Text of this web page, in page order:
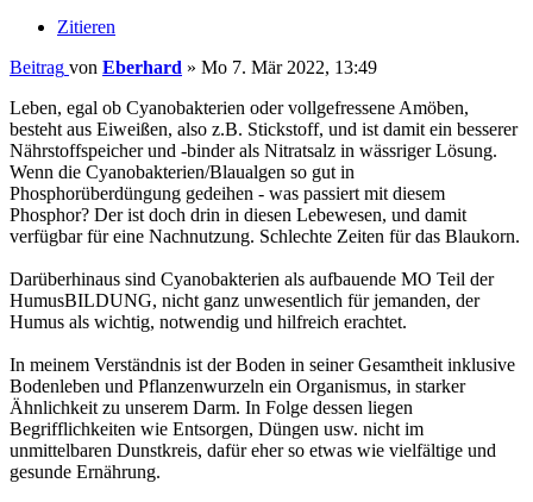
Zitieren
Beitrag von Eberhard » Mo 7. Mär 2022, 13:49
Leben, egal ob Cyanobakterien oder vollgefressene Amöben,
besteht aus Eiweißen, also z.B. Stickstoff, und ist damit ein besserer
Nährstoffspeicher und -binder als Nitratsalz in wässriger Lösung.
Wenn die Cyanobakterien/Blaualgen so gut in
Phosphorüberdüngung gedeihen - was passiert mit diesem
Phosphor? Der ist doch drin in diesen Lebewesen, und damit
verfügbar für eine Nachnutzung. Schlechte Zeiten für das Blaukorn.
Darüberhinaus sind Cyanobakterien als aufbauende MO Teil der
HumusBILDUNG, nicht ganz unwesentlich für jemanden, der
Humus als wichtig, notwendig und hilfreich erachtet.
In meinem Verständnis ist der Boden in seiner Gesamtheit inklusive
Bodenleben und Pflanzenwurzeln ein Organismus, in starker
Ähnlichkeit zu unserem Darm. In Folge dessen liegen
Begrifflichkeiten wie Entsorgen, Düngen usw. nicht im
unmittelbaren Dunstkreis, dafür eher so etwas wie vielfältige und
gesunde Ernährung.